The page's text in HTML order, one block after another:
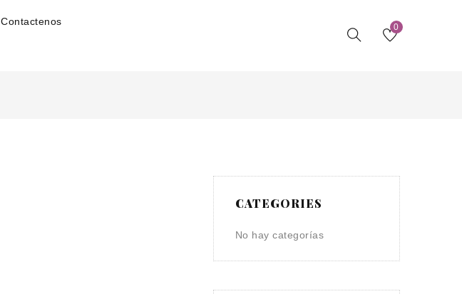
Contactenos 0
CATEGORIES
No hay categorías